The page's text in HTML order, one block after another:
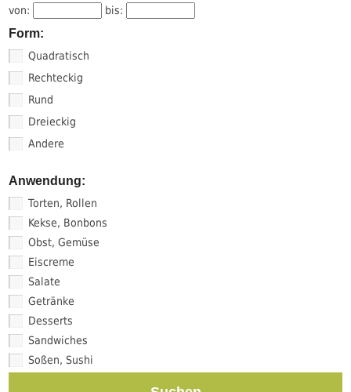
von: bis:
Form:
Quadratisch
Rechteckig
Rund
Dreieckig
Andere
Anwendung:
Torten, Rollen
Kekse, Bonbons
Obst, Gemüse
Eiscreme
Salate
Getränke
Desserts
Sandwiches
Soßen, Sushi